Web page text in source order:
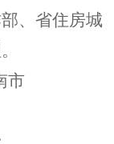
、省住房城
市